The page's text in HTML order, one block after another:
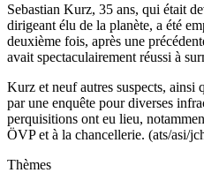
Sebastian Kurz, 35 ans, qui était
dirigeant élu de la planète, a été
deuxième fois, après une
avait spectaculairement réussi à
Kurz et neuf autres suspects, ainsi
par une enquête pour diverses
perquisitions ont eu lieu,
ÖVP et à la chancellerie. (ats/asi/
Thèmes